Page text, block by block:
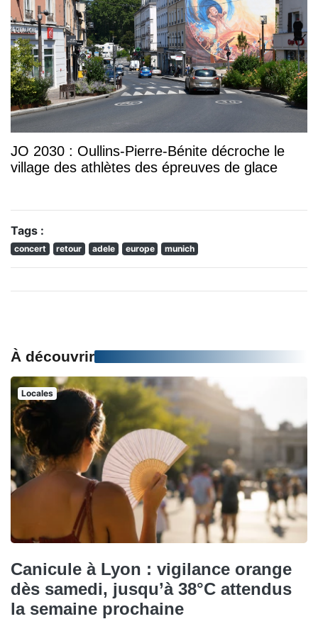
JO 2030 : Oullins-Pierre-Bénite décroche le
village des athlètes des épreuves de glace
Tags :
concert retour adele europe munich
À découvrir
Locales
Canicule à Lyon : vigilance orange
dès samedi, jusqu’à 38°C attendus
la semaine prochaine